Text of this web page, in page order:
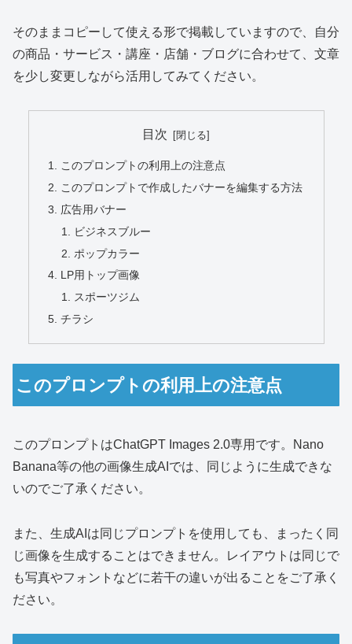
そのままコピーして使える形で掲載していますので、自分
の商品・サービス・講座・店舗・ブログに合わせて、文章
を少し変更しながら活用してみてください。
目次
このプロンプトの利用上の注意点
このプロンプトで作成したバナーを編集する方法
広告用バナー
ビジネスブルー
ポップカラー
LP用トップ画像
スポーツジム
チラシ
このプロンプトの利用上の注意点
このプロンプトはChatGPT Images 2.0専用です。Nano
Banana等の他の画像生成AIでは、同じように生成できな
いのでご了承ください。
また、生成AIは同じプロンプトを使用しても、まったく同
じ画像を生成することはできません。レイアウトは同じで
も写真やフォントなどに若干の違いが出ることをご了承く
ださい。